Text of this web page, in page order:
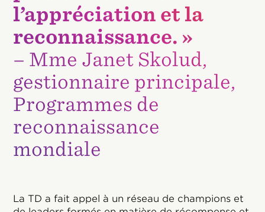
l’appréciation et la
reconnaissance. »
– Mme Janet Skolud,
gestionnaire principale,
Programmes de
reconnaissance
mondiale
La TD a fait appel à un réseau de champions et